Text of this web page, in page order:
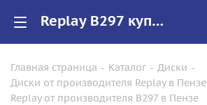
Replay B297 купить в Пензе, низкие цены на автомобильные диски
Главная страница - Каталог - Диски -
Диски от производителя Replay в Пензе
Replay от производителя B297 в Пензе